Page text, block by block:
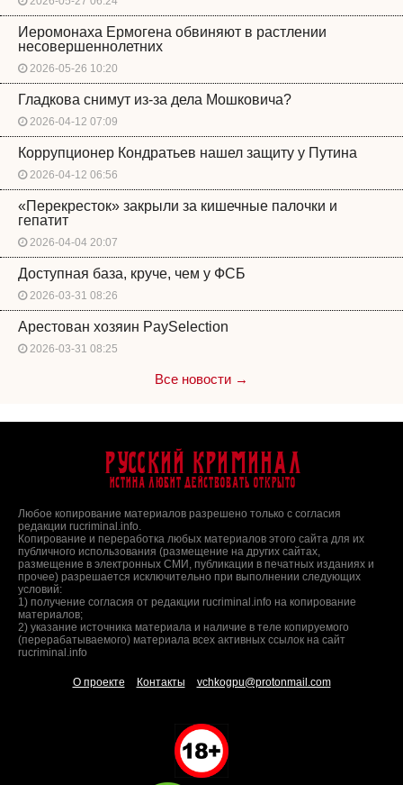
Иеромонаха Ермогена обвиняют в растлении
несовершеннолетних
2026-05-26 10:20
Гладкова снимут из-за дела Мошковича?
2026-04-12 07:09
Коррупционер Кондратьев нашел защиту у Путина
2026-04-12 06:56
«Перекресток» закрыли за кишечные палочки и
гепатит
2026-04-04 20:07
Доступная база, круче, чем у ФСБ
2026-03-31 08:26
Арестован хозяин PaySelection
2026-03-31 08:25
Все новости →
Русский Криминал
Истина любит действовать открыто
Любое копирование материалов разрешено только с согласия
редакции rucriminal.info.
Копирование и переработка любых материалов этого сайта для их
публичного использования (размещение на других сайтах,
размещение в электронных СМИ, публикации в печатных изданиях и
прочее) разрешается исключительно при выполнении следующих
условий:
1) получение согласия от редакции rucriminal.info на копирование
материалов;
2) указание источника материала и наличие в теле копируемого
(перерабатываемого) материала всех активных ссылок на сайт
rucriminal.info
О проекте Контакты vchkogpu@protonmail.com